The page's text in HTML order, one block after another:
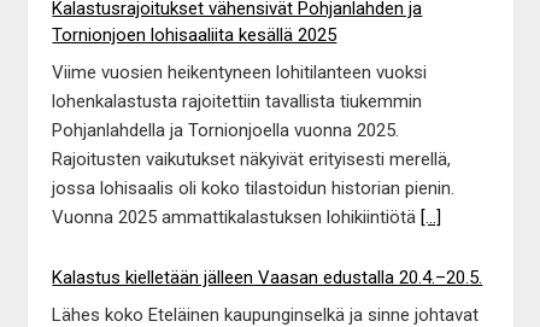
Kalastusrajoitukset vähensivät Pohjanlahden ja
Tornionjoen lohisaaliita kesällä 2025
Viime vuosien heikentyneen lohitilanteen vuoksi
lohenkalastusta rajoitettiin tavallista tiukemmin
Pohjanlahdella ja Tornionjoella vuonna 2025.
Rajoitusten vaikutukset näkyivät erityisesti merellä,
jossa lohisaalis oli koko tilastoidun historian pienin.
Vuonna 2025 ammattikalastuksen lohikiintiötä [...]
Kalastus kielletään jälleen Vaasan edustalla 20.4.–20.5.
Lähes koko Eteläinen kaupunginselkä ja sinne johtavat